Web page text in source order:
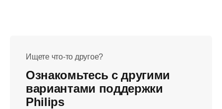
Ищете что-то другое?
Ознакомьтесь с другими
вариантами поддержки
Philips